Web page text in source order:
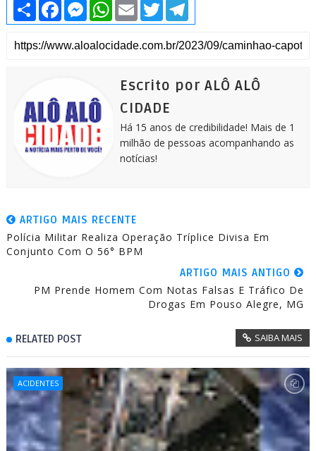
S
h
a
e
F
c
b
M
e
s
e
W
h
a
t
s
E
m
a
l
T
i
t
t
T
l
e
g
m
Escrito por ALÔ ALÔ
CIDADE
Há 15 anos de credibilidade! Mais de 1
milhão de pessoas acompanhando as
notícias!
ARTIGO MAIS RECENTE
Polícia Militar Realiza Operação Tríplice Divisa Em
Conjunto Com O 56° BPM
ARTIGO MAIS ANTIGO
PM Prende Homem Com Notas Falsas E Tráfico De
Drogas Em Pouso Alegre, MG
RELATED POST SAIBA MAIS
ACIDENTES